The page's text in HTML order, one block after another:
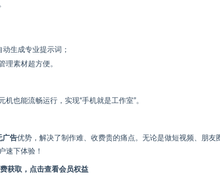
生成专业提示词；
素材超方便。
也能流畅运行，实现“手机就是工作室”。
广告优势，解决了制作难、收费贵的痛点。无论是做短视频、朋友
速下体验！
获取， 点击查看会员权益